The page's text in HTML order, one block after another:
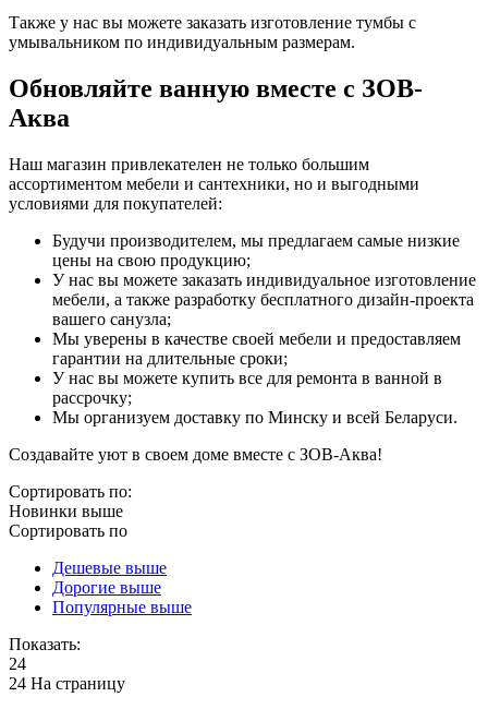
Также у нас вы можете заказать изготовление тумбы с
умывальником по индивидуальным размерам.
Обновляйте ванную вместе с ЗОВ-
Аква
Наш магазин привлекателен не только большим
ассортиментом мебели и сантехники, но и выгодными
условиями для покупателей:
Будучи производителем, мы предлагаем самые низкие
цены на свою продукцию;
У нас вы можете заказать индивидуальное изготовление
мебели, а также разработку бесплатного дизайн-проекта
вашего санузла;
Мы уверены в качестве своей мебели и предоставляем
гарантии на длительные сроки;
У нас вы можете купить все для ремонта в ванной в
рассрочку;
Мы организуем доставку по Минску и всей Беларуси.
Создавайте уют в своем доме вместе с ЗОВ-Аква!
Сортировать по:
Новинки выше
Сортировать по
Дешевые выше
Дорогие выше
Популярные выше
Показать:
24
24 На страницу